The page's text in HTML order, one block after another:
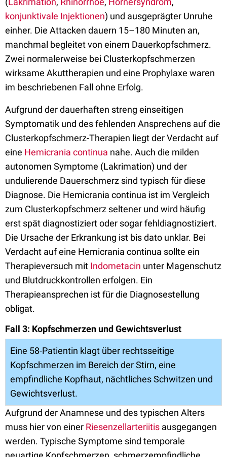
konjunktivale Injektionen) und ausgeprägter Unruhe
einher. Die Attacken dauern 15–180 Minuten an,
manchmal begleitet von einem Dauerkopfschmerz.
Zwei normalerweise bei Clusterkopfschmerzen
wirksame Akuttherapien und eine Prophylaxe waren
im beschriebenen Fall ohne Erfolg.
Aufgrund der dauerhaften streng einseitigen
Symptomatik und des fehlenden Ansprechens auf die
Clusterkopfschmerz-Therapien liegt der Verdacht auf
eine Hemicrania continua nahe. Auch die milden
autonomen Symptome (Lakrimation) und der
undulierende Dauerschmerz sind typisch für diese
Diagnose. Die Hemicrania continua ist im Vergleich
zum Clusterkopfschmerz seltener und wird häufig
erst spät diagnostiziert oder sogar fehldiagnostiziert.
Die Ursache der Erkrankung ist bis dato unklar. Bei
Verdacht auf eine Hemicrania continua sollte ein
Therapieversuch mit Indometacin unter Magenschutz
und Blutdruckkontrollen erfolgen. Ein
Therapieansprechen ist für die Diagnosestellung
obligat.
Fall 3: Kopfschmerzen und Gewichtsverlust
Eine 58-Patientin klagt über rechtsseitige
Kopfschmerzen im Bereich der Stirn, eine
empfindliche Kopfhaut, nächtliches Schwitzen und
Gewichtsverlust.
Aufgrund der Anamnese und des typischen Alters
muss hier von einer Riesenzellarteriitis ausgegangen
werden. Typische Symptome sind temporale